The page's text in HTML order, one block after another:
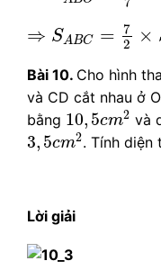
⇒ SABC =
7
2
×
SA 2
Bài 10. Cho hình
và CD cắt nhau ở
bằng 10, 5cm2
10, 5 m2 và
3, 5cm2
3,5c m2. Tính diện
Lời giải